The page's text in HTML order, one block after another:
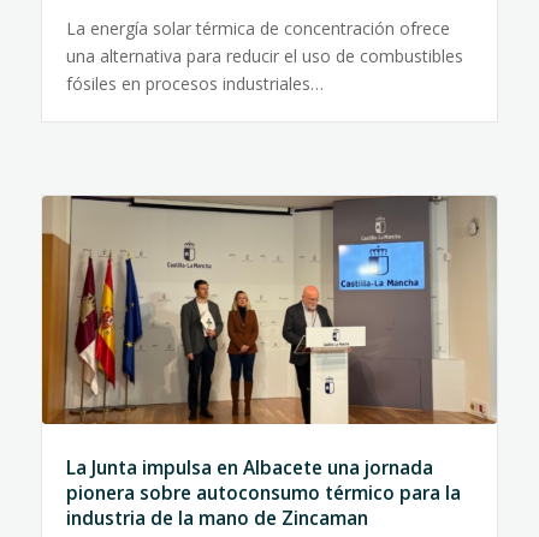
La energía solar térmica de concentración ofrece
una alternativa para reducir el uso de combustibles
fósiles en procesos industriales…
La Junta impulsa en Albacete una jornada
pionera sobre autoconsumo térmico para la
industria de la mano de Zincaman